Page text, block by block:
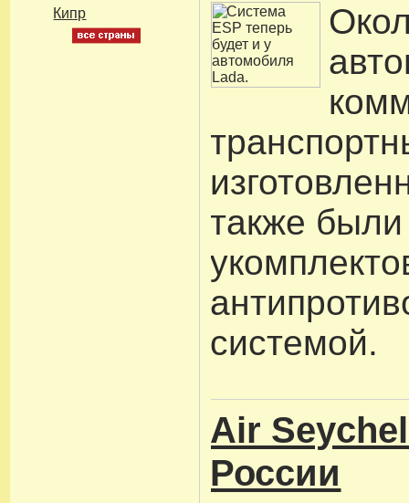
Кипр
также были
системой.
Air
России